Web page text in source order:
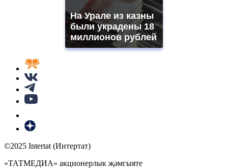
На Урале из казны
были украдены 18
миллионов рублей
©2025 Intertat (Интертат)
«ТАТМЕДИА» акционерлык җәмгыяте